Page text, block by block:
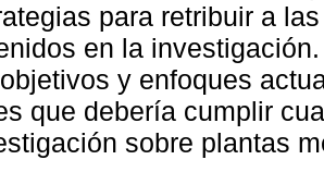
para retribuir a
en la
y enfoques
que debería cumplir
sobre plantas